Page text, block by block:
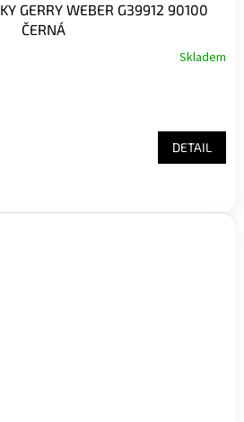
GERRY WEBER G39912 90100
ČERNÁ
Skladem
DETAIL